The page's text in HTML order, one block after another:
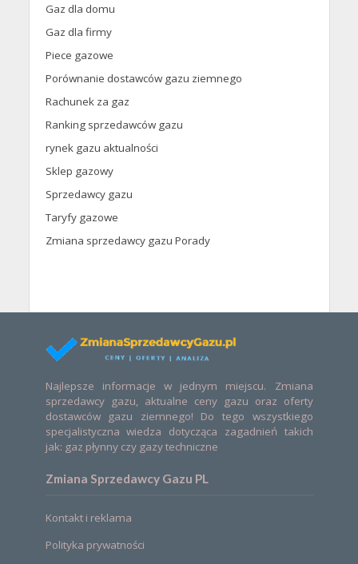
Gaz dla domu
Gaz dla firmy
Piece gazowe
Porównanie dostawców gazu ziemnego
Rachunek za gaz
Ranking sprzedawców gazu
rynek gazu aktualności
Sklep gazowy
Sprzedawcy gazu
Taryfy gazowe
Zmiana sprzedawcy gazu Porady
Najlepsze informacje w jednym miejscu. Zmiana
sprzedawcy gazu, aktualne ceny gazu oraz oferty
dostawców gazu ziemnego! Do tego wszystkiego
specjalistyczna wiedza dotycząca zagadnień takich
jak: gaz płynny czy gazy techniczne
Zmiana Sprzedawcy Gazu PL
Kontakt i reklama
Polityka prywatności